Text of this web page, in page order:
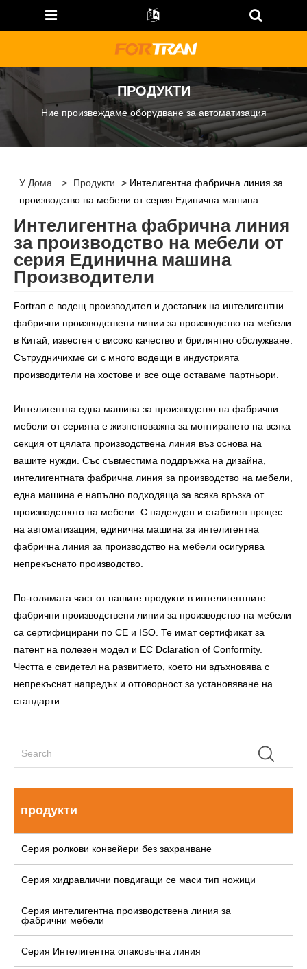
ПРОДУКТИ
Ние произвеждаме оборудване за автоматизация
У Дома > Продукти
> Интелигентна фабрична линия за
производство на мебели от серия Единична машина
Интелигентна фабрична линия
за производство на мебели от
серия Единична машина
Производители
Fortran е водещ производител и доставчик на интелигентни
фабрични производствени линии за производство на мебели
в Китай, известен с високо качество и брилянтно обслужване.
Сътрудничихме си с много водещи в индустрията
производители на хостове и все още оставаме партньори.
Интелигентна една машина за производство на фабрични
мебели от серията е жизненоважна за монтирането на всяка
секция от цялата производствена линия въз основа на
вашите нужди. Със съвместима поддръжка на дизайна,
интелигентната фабрична линия за производство на мебели,
една машина е напълно подходяща за всяка връзка от
производството на мебели. С надежден и стабилен процес
на автоматизация, единична машина за интелигентна
фабрична линия за производство на мебели осигурява
непрекъснато производство.
По-голямата част от нашите продукти в интелигентните
фабрични производствени линии за производство на мебели
са сертифицирани по CE и ISO. Те имат сертификат за
патент на полезен модел и EC Dclaration of Conformity.
Честта е свидетел на развитието, което ни вдъхновява с
непрекъснат напредък и отговорност за установяване на
стандарти.
продукти
Серия ролкови конвейери без захранване
Серия хидравлични повдигащи се маси тип ножици
Серия интелигентна производствена линия за
фабрични мебели
Серия Интелигентна опаковъчна линия